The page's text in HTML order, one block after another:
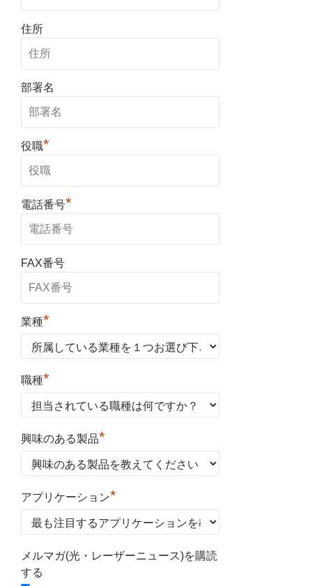
住所
部署名
役職*
電話番号*
FAX番号
業種*
職種*
興味のある製品*
アプリケーション*
メルマガ(光・レーザーニュース)を購読
する